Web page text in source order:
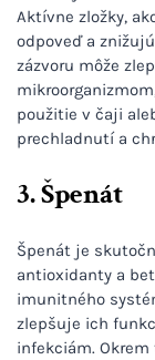
Aktívne zložky,
odpoveď a
zázvoru môže
použitie v čaji
prechladnutí a
3. Špenát
Špenát je
antioxidanty a
imunitného
zlepšuje ich
infekciám.